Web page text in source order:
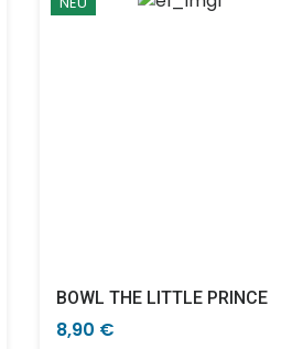
BOWL THE LITTLE PRINCE
8,90 €